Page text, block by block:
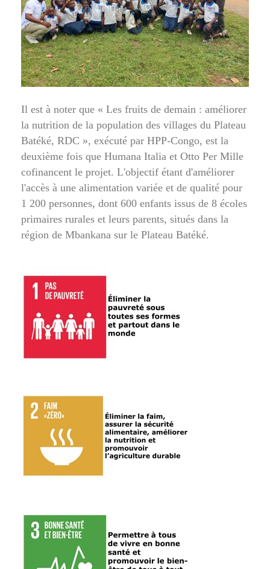
Il est à noter que « Les fruits de demain : améliorer
la nutrition de la population des villages du Plateau
Batéké, RDC », exécuté par HPP-Congo, est la
deuxième fois que Humana Italia et Otto Per Mille
cofinancent le projet. L'objectif étant d'améliorer
l'accès à une alimentation variée et de qualité pour
1 200 personnes, dont 600 enfants issus de 8 écoles
primaires rurales et leurs parents, situés dans la
région de Mbankana sur le Plateau Batéké.